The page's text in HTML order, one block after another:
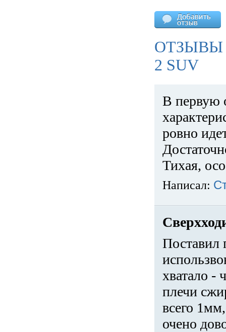
ОТЗЫВЫ
2 SUV
В первую
ровно
Тихая,
Написал:
Поставил
хватало -
плечи
всего
очено